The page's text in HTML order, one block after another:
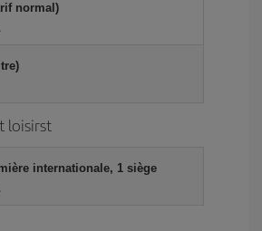
normal)
loisirst
internationale, 1 siège